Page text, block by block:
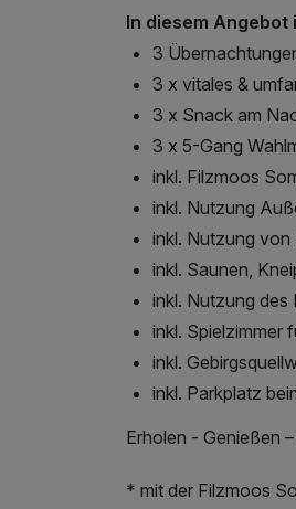
In diesem Angebot
3
3 x vitales &
3 x Snack am
3 x 5-Gang
inkl. Filzmoos
inkl. Nutzung
inkl. Nutzung von
inkl. Saunen,
inkl. Nutzung des
inkl. Spielzimmer
inkl.
inkl. Parkplatz
Erholen - Genießen
* mit der Filzmoos